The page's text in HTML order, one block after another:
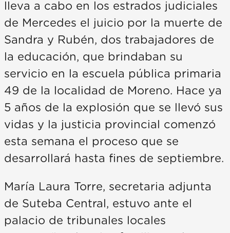
lleva a cabo en los estrados judiciales
de Mercedes el juicio por la muerte de
Sandra y Rubén, dos trabajadores de
la educación, que brindaban su
servicio en la escuela pública primaria
49 de la localidad de Moreno. Hace ya
5 años de la explosión que se llevó sus
vidas y la justicia provincial comenzó
esta semana el proceso que se
desarrollará hasta fines de septiembre.
María Laura Torre, secretaria adjunta
de Suteba Central, estuvo ante el
palacio de tribunales locales